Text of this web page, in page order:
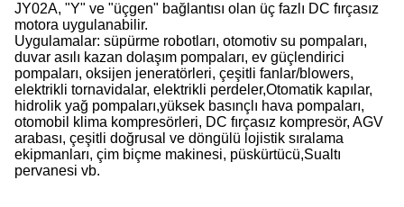
JY02A, "Y" ve "üçgen" bağlantısı olan üç fazlı DC fırçasız
motora uygulanabilir.
Uygulamalar: süpürme robotları, otomotiv su pompaları,
duvar asılı kazan dolaşım pompaları, ev güçlendirici
pompaları, oksijen jeneratörleri, çeşitli fanlar/blowers,
elektrikli tornavidalar, elektrikli perdeler,Otomatik kapılar,
hidrolik yağ pompaları,yüksek basınçlı hava pompaları,
otomobil klima kompresörleri, DC fırçasız kompresör, AGV
arabası, çeşitli doğrusal ve döngülü lojistik sıralama
ekipmanları, çim biçme makinesi, püskürtücü,Sualtı
pervanesi vb.